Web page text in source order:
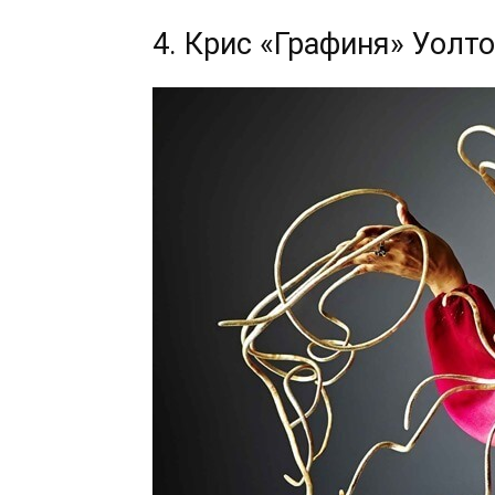
4. Крис «Графиня»